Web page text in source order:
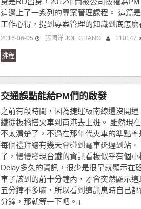
這邊上了一系列的專案管理課程。 這篇
工作心得，提到專案管理的知識到底怎麼
2016-06-05 張國洋 JOE CHANG 110147
排程
交通誤點能給PM們的啟發
之前有段時間，因為捷運板南線還沒開
鐵從板橋搭火車到南港去上班。 雖然現
不太清楚了，不過在那年代火車的準點率
每個禮拜總有幾天會碰到電車延遲到站。
了，慢慢發現台鐵的資訊看板似乎有個
Delay多久的資訊，很少是很早就顯示在
車子該到的前十分鐘內，才會突然顯示這
五分鐘不多嘛，所以看到這訊息時自己
分鐘，那就等一下吧。」